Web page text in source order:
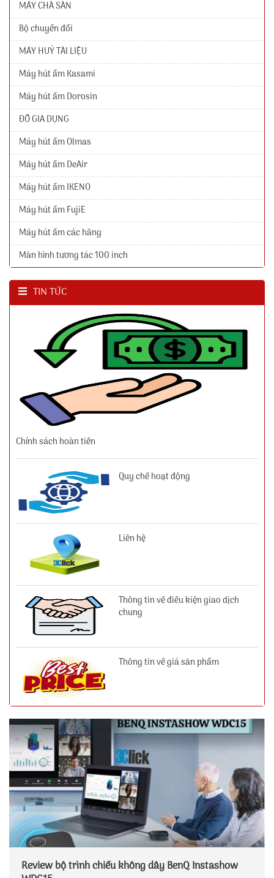
MÁY CHÀ SÀN
Bộ chuyển đổi
MÁY HUỶ TÀI LIỆU
Máy hút ẩm Kasami
Máy hút ẩm Dorosin
ĐỒ GIA DỤNG
Máy hút ẩm Olmas
Máy hút ẩm DeAir
Máy hút ẩm IKENO
Máy hút ẩm FujiE
Máy hút ẩm các hãng
Màn hình tương tác 100 inch
TIN TỨC
Chính sách hoàn tiền
Quy chế hoạt động
Liên hệ
Thông tin về điều kiện giao dịch
chung
Thông tin về giá sản phẩm
Review bộ trình chiếu không dây BenQ Instashow